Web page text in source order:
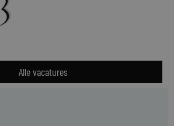
Alle vacatures